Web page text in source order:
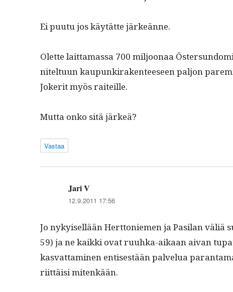
Ei puu­tu jos käytätte järkeänne.
Olette lait­ta­mas­sa 700 miljoon­aa
nitel­tu­un kaupunki­rak­en­teeseen paljon
Joker­it myös raiteille.
Mut­ta onko sitä järkeä?
Vastaa
Jari V
12.9.2011 17:56
Jo nykyisel­lään Hert­toniemen ja Pasi­lan väliä
59) ja ne kaik­ki ovat ruuh­ka-aikaan aivan
kas­vat­ta­mi­nen entis­es­tään palvelua
riit­täisi mitenkään.